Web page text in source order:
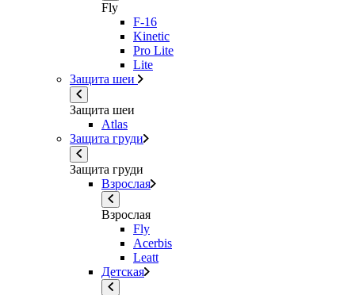
Fly
F-16
Kinetic
Pro Lite
Lite
Защита шеи
Защита шеи
Atlas
Защита груди
Защита груди
Взрослая
Взрослая
Fly
Acerbis
Leatt
Детская